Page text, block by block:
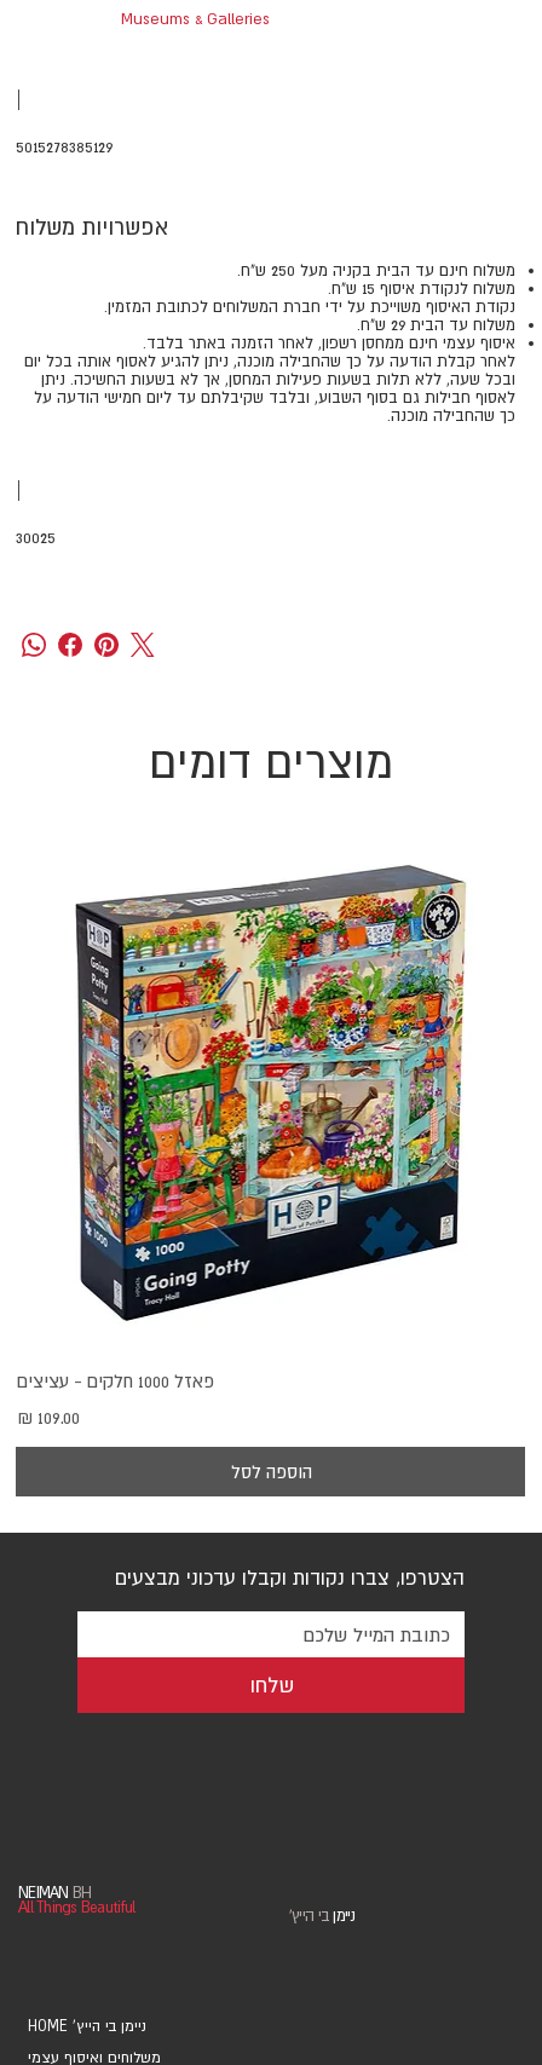
Museums & Galleries
|
5015278385129
אפשרויות משלוח
משלוח חינם עד הבית בקניה מעל 250 ש"ח.
משלוח לנקודת איסוף 15 ש"ח.
נקודת האיסוף משוייכת על ידי חברת המשלוחים לכתובת המזמין.
משלוח עד הבית 29 ש"ח.
איסוף עצמי חינם ממחסן רשפון, לאחר הזמנה באתר בלבד.
​​​​​​​לאחר קבלת הודעה על כך שהחבילה מוכנה, ניתן להגיע לאסוף אותה בכל יום
ובכל שעה, ללא תלות בשעות פעילות המחסן, אך לא בשעות החשיכה. ניתן
לאסוף חבילות גם בסוף השבוע, ובלבד שקיבלתם עד ליום חמישי הודעה על
כך שהחבילה מוכנה.
|
30025
מוצרים דומים
פאזל 1000 חלקים - עציצים
מחיר
הוספה לסל
HOME 'ניימן בי הייץ
משלוחים ואיסוף עצמי
הצטרפו, צברו נקודות וקבלו עדכוני מבצעים
שלחו
NEIMAN BH
All Things Beautiful
' ניימן בי הייץ